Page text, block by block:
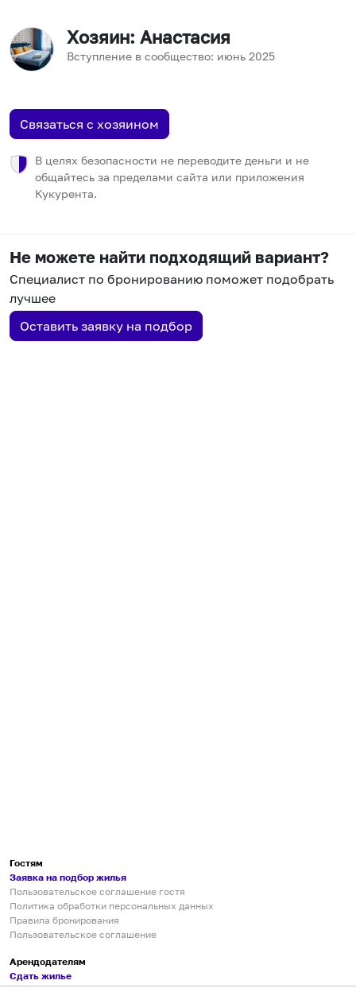
Хозяин: Анастасия
Вступление в сообщество: июнь 2025
Связаться с хозяином
В целях безопасности не переводите деньги и не
общайтесь за пределами сайта или приложения
Кукурента.
Не можете найти подходящий вариант?
Специалист по бронированию поможет подобрать
лучшее
Оставить заявку на подбор
Гостям
Заявка на подбор жилья
Пользовательское соглашение гостя
Политика обработки персональных данных
Правила бронирования
Пользовательское соглашение
Арендодателям
Сдать жилье